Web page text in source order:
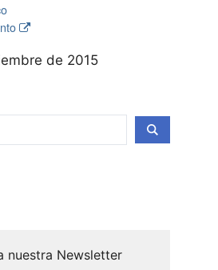
de 2015
nuestra Newsletter